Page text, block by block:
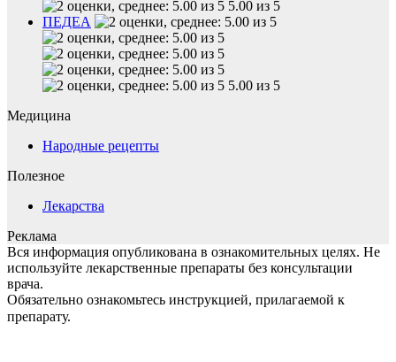
5.00 из 5
ПЕДЕА
5.00 из 5
Медицина
Народные рецепты
Полезное
Лекарства
Реклама
Вся информация опубликована в ознакомительных целях. Не
используйте лекарственные препараты без консультации
врача.
Обязательно ознакомьтесь инструкцией, прилагаемой к
препарату.